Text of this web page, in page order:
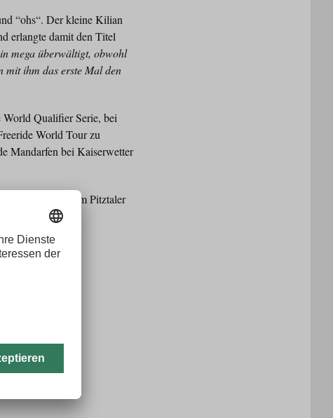
“ohs“. Der kleine Kilian
erlangte damit den Titel
mega überwältigt, obwohl
mit ihm das erste Mal den
World Qualifier Serie, bei
World Tour zu
Mandarfen bei Kaiserwetter
und dem Pitztaler